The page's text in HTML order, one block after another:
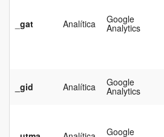
gat Analítica Google
Analytics
_gid Analítica Google
Analytics
Google